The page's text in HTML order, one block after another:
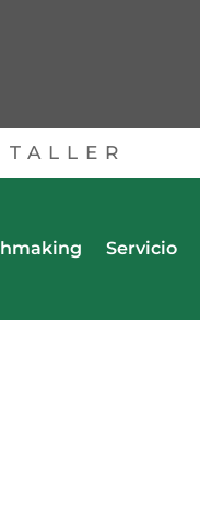
TALLER
Servicio